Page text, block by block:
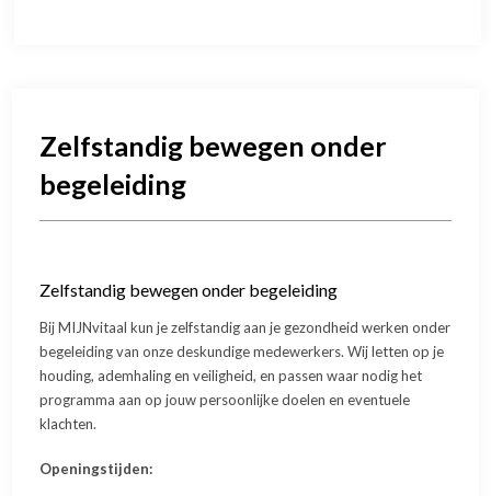
Zelfstandig bewegen onder
begeleiding
Zelfstandig bewegen onder begeleiding
Bij MIJNvitaal kun je zelfstandig aan je gezondheid werken onder
begeleiding van onze deskundige medewerkers. Wij letten op je
houding, ademhaling en veiligheid, en passen waar nodig het
programma aan op jouw persoonlijke doelen en eventuele
klachten.
Openingstijden: